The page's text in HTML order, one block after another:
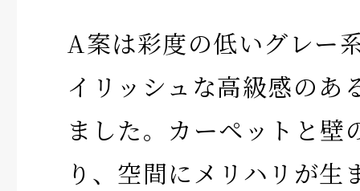
A案は彩度の低いグレー
イリッシュな高級感のあ
ました。カーペットと壁
り、空間にメリハリが生